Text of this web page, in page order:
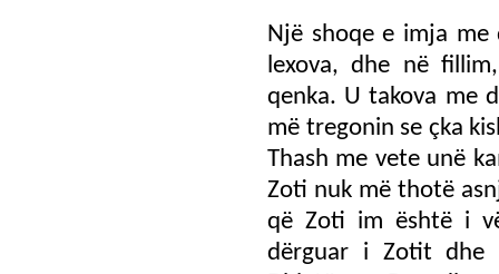
Një shoqe e imja me
lexova, dhe në
qenka. U takova me
më tregonin se çka
Thash me vete unë
Zoti nuk më thotë
që Zoti im është i
dërguar i Zotit dhe